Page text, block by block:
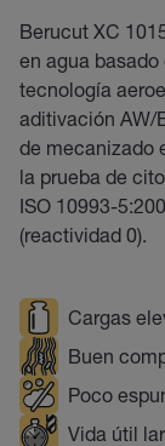
Berucut XC
en agua
tecnología
aditivación AW/
de mecanizado
la prueba de
ISO 10993-
(reactividad 0).
Cargas
Buen
Poco
Vida útil